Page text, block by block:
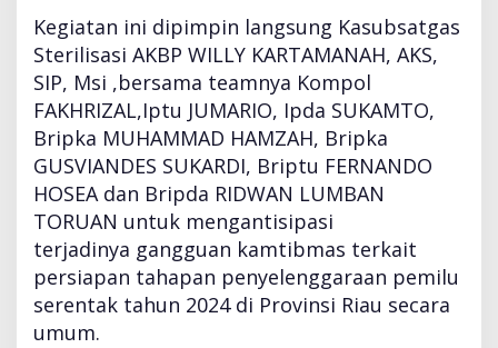
s
P
r
s
i
s
i
K
e
K
P
U
Kegiatan ini dipimpin langsung Kasubsatgas
Sterilisasi AKBP WILLY KARTAMANAH, AKS,
SIP, Msi ,bersama teamnya Kompol
FAKHRIZAL,Iptu JUMARIO, Ipda SUKAMTO,
Bripka MUHAMMAD HAMZAH, Bripka
GUSVIANDES SUKARDI, Briptu FERNANDO
HOSEA dan Bripda RIDWAN LUMBAN
TORUAN untuk mengantisipasi
terjadinya gangguan kamtibmas terkait
persiapan tahapan penyelenggaraan pemilu
serentak tahun 2024 di Provinsi Riau secara
umum.